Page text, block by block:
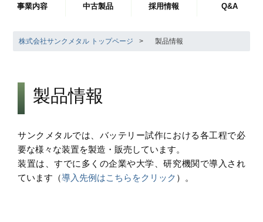
事業内容 中古製品 採用情報 Q&A
株式会社サンクメタル トップページ > 製品情報
製品情報
サンクメタルでは、バッテリー試作における各工程で必
要な様々な装置を製造・販売しています。
装置は、すでに多くの企業や大学、研究機関で導入され
ています（導入先例はこちらをクリック ）。